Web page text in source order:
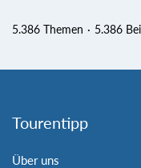
5.386 Themen 5.386
Tourentipp
Über uns